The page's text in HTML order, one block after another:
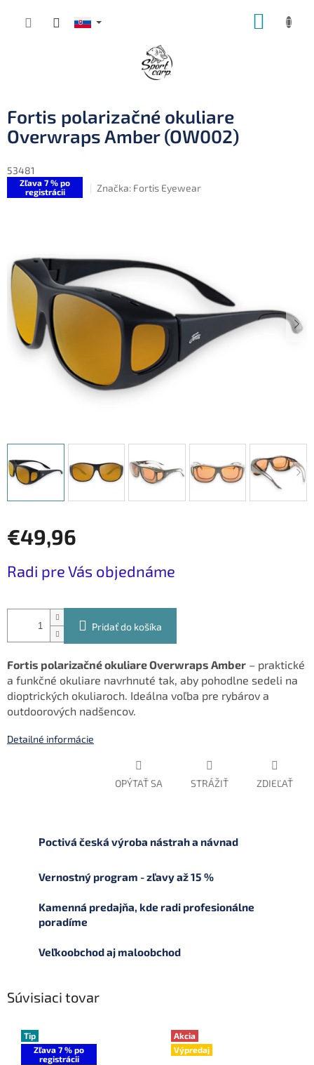
Fortis polarizačné okuliare
Overwraps Amber (OW002)
53481
Zľava 7 % po
registrácii
Značka: Fortis Eyewear
€49,96
cena:
Radi pre Vás objednáme
Pridať do košíka
Fortis polarizačné okuliare Overwraps Amber – praktické
a funkčné okuliare navrhnuté tak, aby pohodlne sedeli na
dioptrických okuliaroch. Ideálna voľba pre rybárov a
outdoorových nadšencov.
Detailné informácie
OPÝTAŤ SA STRÁŽIŤ ZDIEĽAŤ
Poctivá česká výroba nástrah a návnad
Vernostný program - zľavy až 15 %
Kamenná predajňa, kde radi profesionálne
poradíme
Veľkoobchod aj maloobchod
Súvisiaci tovar
Tip
Zľava 7 % po
registrácii
Akcia
Výpredaj